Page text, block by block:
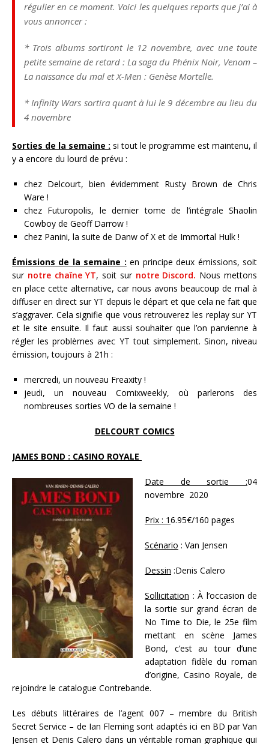
régulier en ce moment. Voici les quelques reports que j’ai à
vous annoncer :
* Trois albums sortiront le 12 novembre, avec une toute
petite semaine de retard : La saga du Phénix Noir, Venom –
La naissance du mal et X-Men : Genèse Mortelle.
* Infinity Wars sortira quant à lui le 9 décembre au lieu du
4 novembre
Sorties de la semaine : si tout le programme est maintenu, il
y a encore du lourd de prévu :
chez Delcourt, bien évidemment Rusty Brown de Chris
Ware !
chez Futuropolis, le dernier tome de l’intégrale Shaolin
Cowboy de Geoff Darrow !
chez Panini, la suite de Danw of X et de Immortal Hulk !
Émissions de la semaine : en principe deux émissions, soit
sur notre chaîne YT, soit sur notre Discord. Nous mettons
en place cette alternative, car nous avons beaucoup de mal à
diffuser en direct sur YT depuis le départ et que cela ne fait que
s’aggraver. Cela signifie que vous retrouverez les replay sur YT
et le site ensuite. Il faut aussi souhaiter que l’on parvienne à
régler les problèmes avec YT tout simplement. Sinon, niveau
émission, toujours à 21h :
mercredi, un nouveau Freaxity !
jeudi, un nouveau Comixweekly, où parlerons des
nombreuses sorties VO de la semaine !
DELCOURT COMICS
JAMES BOND : CASINO ROYALE
Date de sortie :04
novembre 2020
Prix : 16.95€/160 pages
Scénario : Van Jensen
Dessin :Denis Calero
Sollicitation : À l’occasion de
la sortie sur grand écran de
No Time to Die, le 25e film
mettant en scène James
Bond, c’est au tour d’une
adaptation fidèle du roman
d’origine, Casino Royale, de
rejoindre le catalogue Contrebande.
Les débuts littéraires de l’agent 007 – membre du British
Secret Service – de Ian Fleming sont adaptés ici en BD par Van
Jensen et Denis Calero dans un véritable roman graphique qui